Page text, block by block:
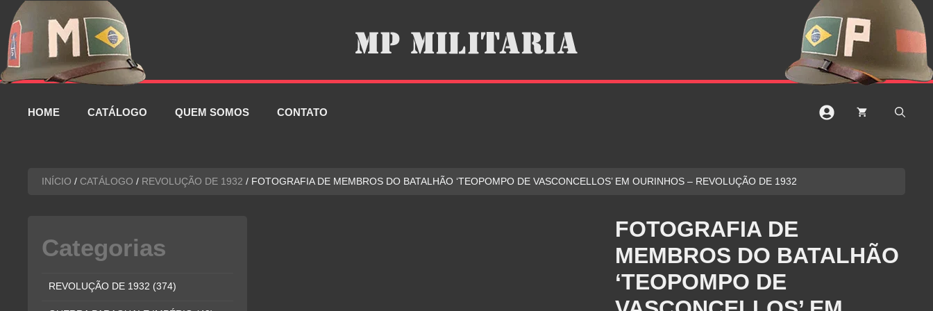
Pular
para
conteúdo
HOME CATÁLOGO QUEM SOMOS CONTATO
INÍCIO / CATÁLOGO / REVOLUÇÃO DE 1932 / FOTOGRAFIA DE MEMBROS DO BATALHÃO ‘TEOPOMPO DE VASCONCELLOS’ EM OURINHOS – REVOLUÇÃO DE 1932
FOTOGRAFIA DE
MEMBROS DO BATALHÃO
‘TEOPOMPO DE
Categorias
REVOLUÇÃO DE 1932 (374)